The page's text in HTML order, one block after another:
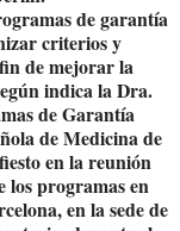
de garantía
criterios y
de mejorar la
indica la Dra.
de Garantía
de Medicina de
en la reunión
los programas en
en la sede de